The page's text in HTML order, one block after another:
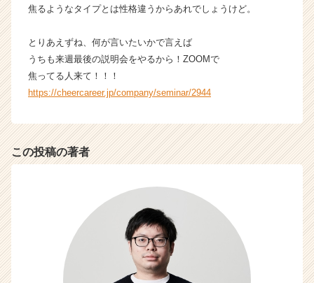
r）
焦るようなタイプとは性格違うからあれでしょうけど。
とりあえずね、何が言いたいかで言えば
うちも来週最後の説明会をやるから！ZOOMで
焦ってる人来て！！！
https://cheercareer.jp/company/seminar/2944
この投稿の著者